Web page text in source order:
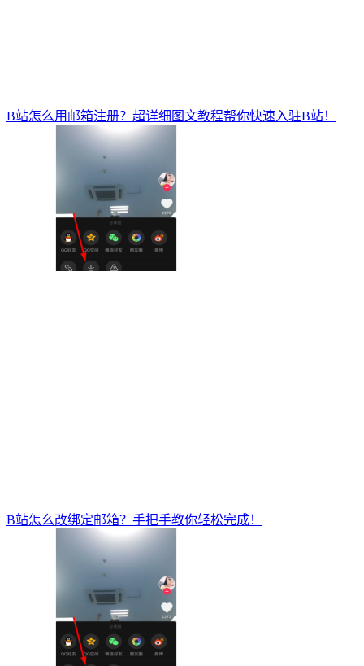
B站怎么用邮箱注册？超详细图文教程帮你快速入驻B站！
B站怎么改绑定邮箱？手把手教你轻松完成！